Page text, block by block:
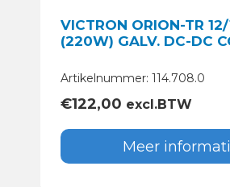
VICTRON ORION-TR
(220W) GALV. DC-DC
Artikelnummer: 114.708.0
€122,00 excl.BTW
Meer